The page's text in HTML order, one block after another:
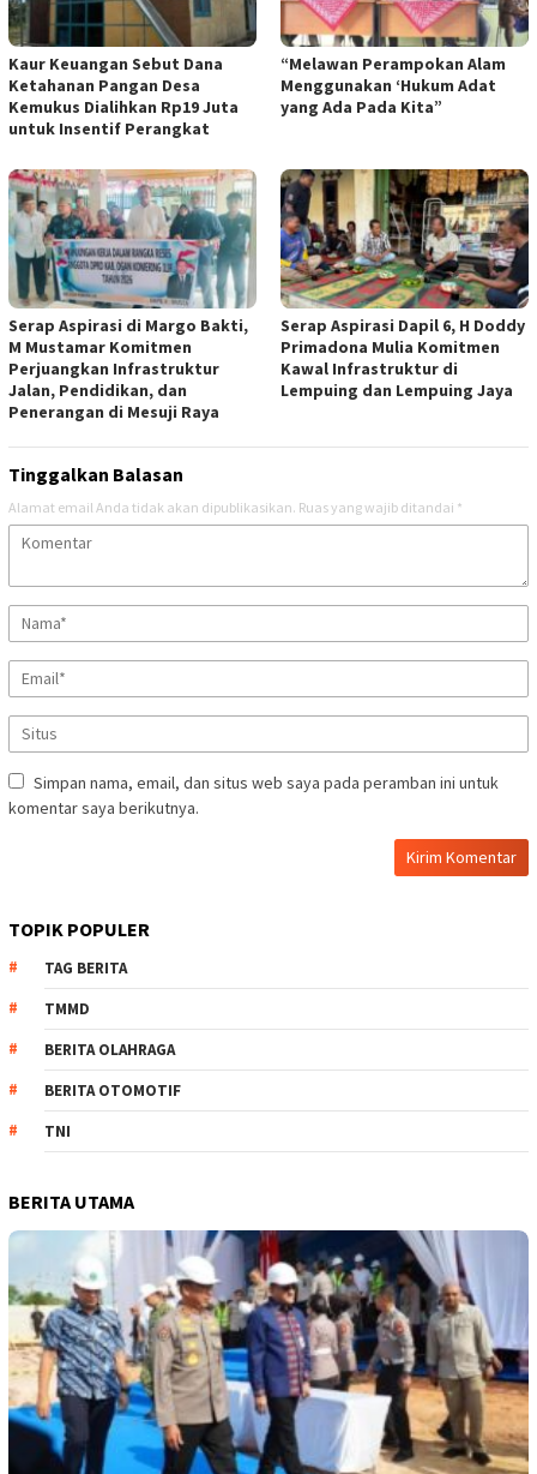
Kaur Keuangan Sebut Dana
Ketahanan Pangan Desa
Kemukus Dialihkan Rp19 Juta
untuk Insentif Perangkat
“Melawan Perampokan Alam
Menggunakan ‘Hukum Adat
yang Ada Pada Kita”
Serap Aspirasi di Margo Bakti,
M Mustamar Komitmen
Perjuangkan Infrastruktur
Jalan, Pendidikan, dan
Penerangan di Mesuji Raya
Serap Aspirasi Dapil 6, H Doddy
Primadona Mulia Komitmen
Kawal Infrastruktur di
Lempuing dan Lempuing Jaya
Tinggalkan Balasan
Alamat email Anda tidak akan dipublikasikan. Ruas yang wajib ditandai *
Simpan nama, email, dan situs web saya pada peramban ini untuk
komentar saya berikutnya.
TOPIK POPULER
TAG BERITA
TMMD
BERITA OLAHRAGA
BERITA OTOMOTIF
TNI
BERITA UTAMA